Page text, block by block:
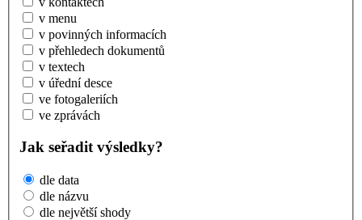
v menu
v povinných informacích
v přehledech dokumentů
v textech
v úřední desce
ve fotogaleriích
ve zprávách
Jak seřadit výsledky?
dle data
dle názvu
dle největší shody